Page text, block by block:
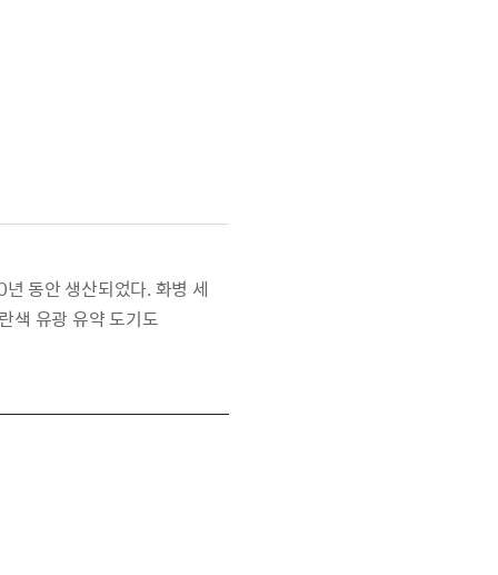
동안 생산되었다. 화병 세
색 유광 유약 도기도